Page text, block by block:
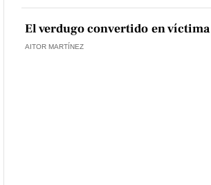
El verdugo convertido en víctima
AITOR MARTÍNEZ